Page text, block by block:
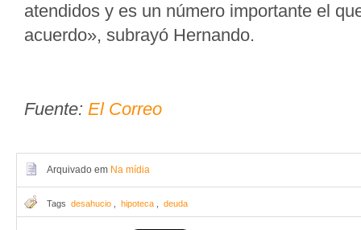
atendidos y es un número importante el
acuerdo», subrayó Hernando.
Fuente: El Correo
Arquivado em Na mídia
Tags desahucio hipoteca deuda